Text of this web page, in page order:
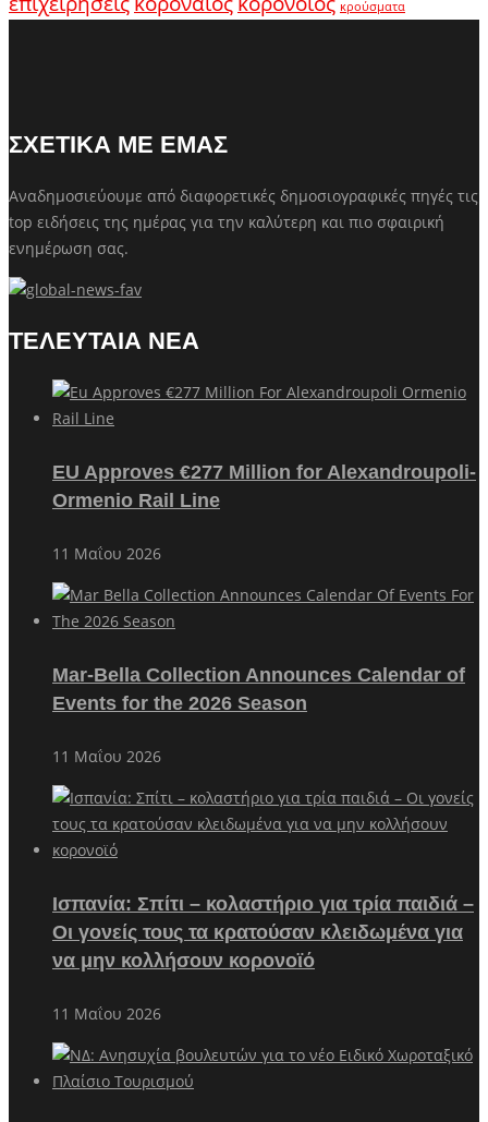
κρούσματα
ΣΧΕΤΙΚΑ ΜΕ ΕΜΑΣ
Αναδημοσιεύουμε από διαφορετικές δημοσιογραφικές πηγές τις
top ειδήσεις της ημέρας για την καλύτερη και πιο σφαιρική
ενημέρωση σας.
ΤΕΛΕΥΤΑΙΑ ΝΕΑ
EU Approves €277 Million for Alexandroupoli-
Ormenio Rail Line
11 Μαΐου 2026
Mar-Bella Collection Announces Calendar of
Events for the 2026 Season
11 Μαΐου 2026
Ισπανία: Σπίτι – κολαστήριο για τρία παιδιά –
Οι γονείς τους τα κρατούσαν κλειδωμένα για
να μην κολλήσουν κορονοϊό
11 Μαΐου 2026